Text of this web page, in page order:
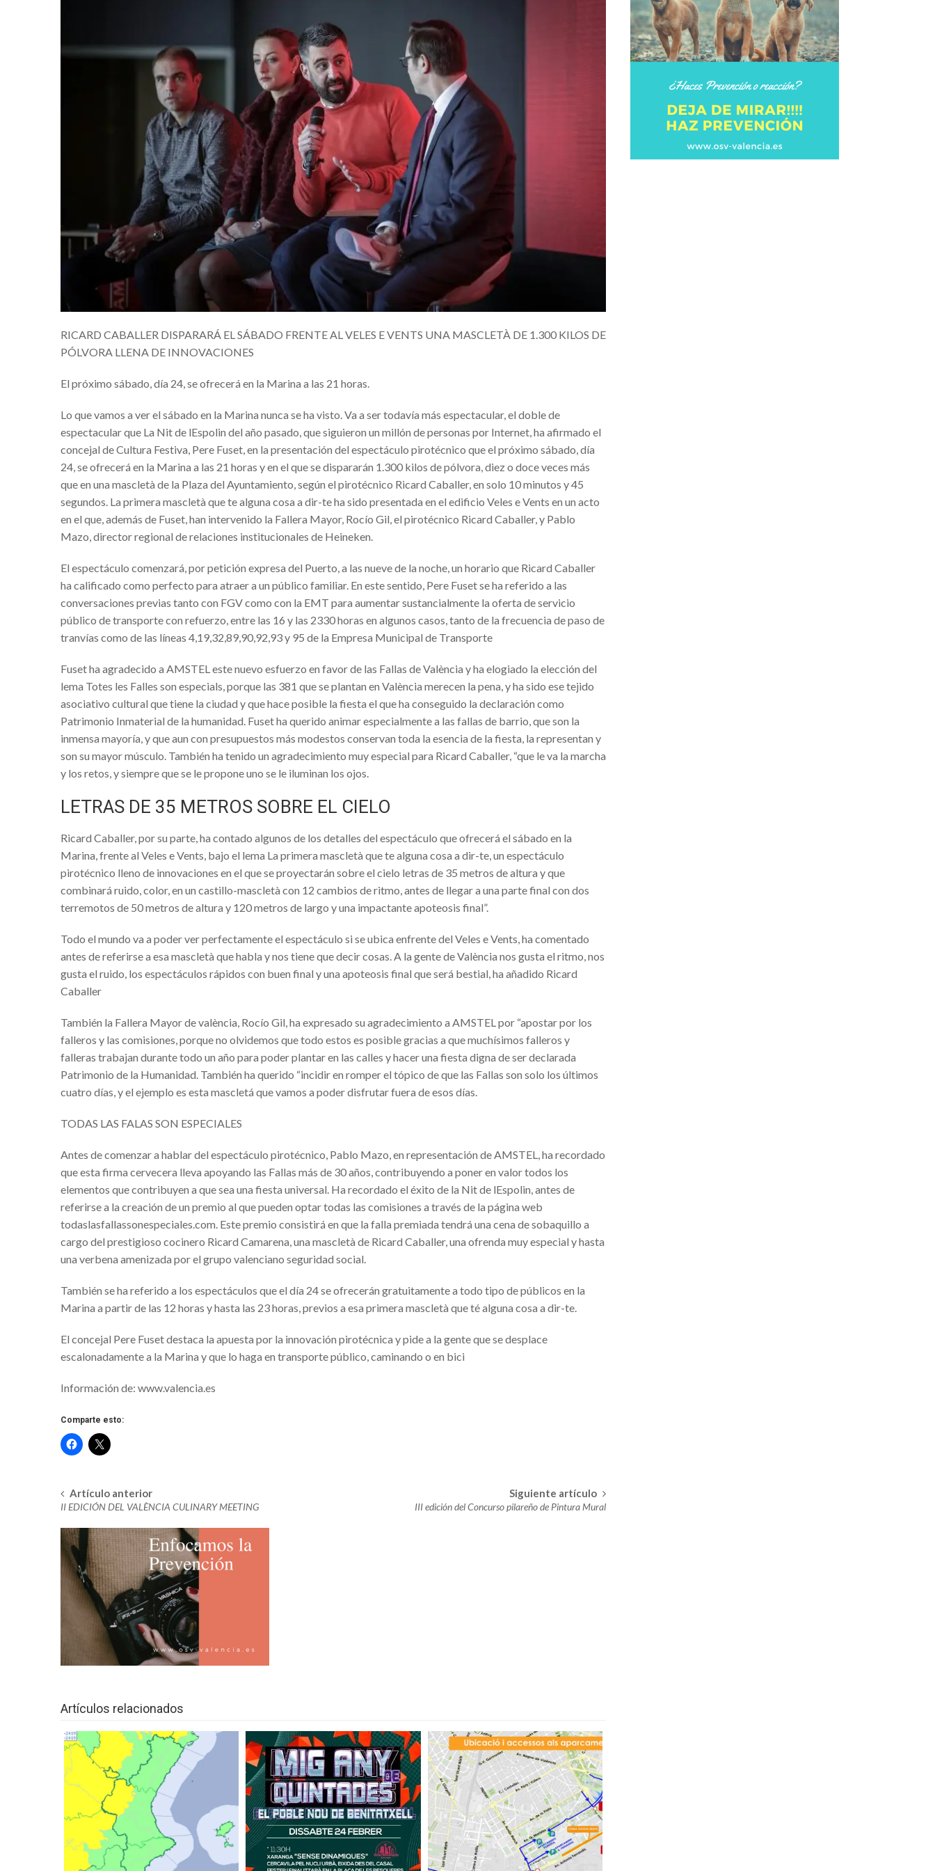
Ponte en forma con, #VALENCIAENTRENAENCASA
Acuérdate del #FestivalDelsBalcons
Cremá #Falla del Ayuntamiento. Las fotos del momento
Precipitaciones que el lunes pueden ser localmente fuertes.
Información de servicio público. Cierre de los centros de mayores en Valencia
Mascletá día de la mujer
VALÈNCIA LLENA LA CIUDAD DE LUZ Y COLOR DURANTE L’ALBA DE LES FALLES
IV TALLER DE FOTOGRAFIA CREATIVA PER A XIQUETS
IV TALLER DE FOTOGRAFIA CREATIVA PER A XIQUETS
Encuentro de bolilleras
El tráfico en Valencia este fin de semana se verá afectado por los actos que se celebrarán
Visita Ciudad Fallera
¿De donde vienen las Fallas? Un vídeo que resume el origen en dos minutos
NUEVO CENTRO UP BENICALAP
‘MOVIMENTS URBANS’ FESTIVAL DANSA VALÈNCIA 2020FESTIVAL DANSA VALÈNCIA 2020
PROYECTOS VERDES Y SOSTENIBLES QUE SE DESARROLLARÁN EN BENICALAP
Una animalada per Carnestoltes en #Alcossebre
8º EDICIÓN CONCURSO ‘K ME CUENTAS
IV Open Nacional de Danza Urbana Hip Hop
VUELTA COMUNITAT VALENCIANA FÉMINAS
‘Jarque: la fiesta del Corpus en transición’
10ª EDICIÓN DEL CARNAVAL DE RUZAFA
EL MUSEO DE LA SEMANA SANTA MARINERA ACOGERÁ LA EXPOSICIÓN ‘FALLAS Y SEMANA SANTA
Carnestoltes 2020 en el Grau de Castelló
Programa Fallas 2020
CARNAVAL TORREVIEJA 2020
Arranca la Semana Cultural de la Falla Venezuela y adyacentes
Festividad de La Reserva 2020 en Quesa
Cambio radical del tiempo. Aviso por viento en Castellón y desplome de las temperaturas
IX Jornadas gastronómicas de la galera
Aviso naranja por viento en Castellón. Adelantan los cambios en el tiempo a partir del miércoles
Primavera hasta el miércoles y después vuelta al invierno.
LA FUNDACIÓN DEPORTIVA MUNICIPAL LLEVA EL DEPORTE A TODOS LOS BARRIOS DE LA CIUDAD
Mercado Renacentista de los Borja
Ya se han presentado los carteles para Fallas 2020
Se mantiene la situación de temporal para el martes
Máxima alerta. Aviso de nivel rojo en la Comunidad Valenciana.
Atención al temporal en la Comunidad Valenciana
Se aproxima temporal de frío, viento, lluvia y nieve
Sant Antoni en Calles
MÁS DE 14.400 CORREDORES Y CORREDORAS PREPARADOS PARA ESTRENAR LA GOLD LABEL DE
Mercado Renacentista de los Borja
VALÈNCIA CELEBRA LA FESTIVIDAD DE LOS REYES MAGOS
CABALGATA DE REYES DE VALENCIA
CELEBRACIÓN POR PARTIDA DOBLE LAS CAMPANADAS EN VALENCIA
Día estable
EL AYUNTAMIENTO REPARTIRÁ ESTA NAVIDAD 49.000 POSTALES PERSONALIZADAS Y 21.000 CAJAS
REGALO PARA FOMENTAR LA COMPRA EN LOS PEQUEÑOS COMERCIOS
Actos en honor a Santa Cecilia
Loco Club celebra su X aniversario con una programación especial de conciertos
Noche de Albades
VII FIRA DE LA TOMATA DE PENJAR
NOU D’OCTUBRE DE 2019
I VOLTA A PEU PER LA INCLUSIÓ CIUTAT DE VALÈNCIA
Temperaturas significativamente altas en litoral de valencia para esta época del año.
RICARD CABALLER DISPARARÁ EL SÁBADO FRENTE AL VELES E VENTS UNA MASCLETÀ DE 1.300 KILOS DE
PÓLVORA LLENA DE INNOVACIONES
El próximo sábado, día 24, se ofrecerá en la Marina a las 21 horas.
Lo que vamos a ver el sábado en la Marina nunca se ha visto. Va a ser todavía más espectacular, el doble de
espectacular que La Nit de lEspolin del año pasado, que siguieron un millón de personas por Internet, ha afirmado el
concejal de Cultura Festiva, Pere Fuset, en la presentación del espectáculo pirotécnico que el próximo sábado, día
24, se ofrecerá en la Marina a las 21 horas y en el que se dispararán 1.300 kilos de pólvora, diez o doce veces más
que en una mascletà de la Plaza del Ayuntamiento, según el pirotécnico Ricard Caballer, en solo 10 minutos y 45
segundos. La primera mascletà que te alguna cosa a dir-te ha sido presentada en el edificio Veles e Vents en un acto
en el que, además de Fuset, han intervenido la Fallera Mayor, Rocío Gil, el pirotécnico Ricard Caballer, y Pablo
Mazo, director regional de relaciones institucionales de Heineken.
El espectáculo comenzará, por petición expresa del Puerto, a las nueve de la noche, un horario que Ricard Caballer
ha calificado como perfecto para atraer a un público familiar. En este sentido, Pere Fuset se ha referido a las
conversaciones previas tanto con FGV como con la EMT para aumentar sustancialmente la oferta de servicio
público de transporte con refuerzo, entre las 16 y las 2330 horas en algunos casos, tanto de la frecuencia de paso de
tranvías como de las líneas 4,19,32,89,90,92,93 y 95 de la Empresa Municipal de Transporte
Fuset ha agradecido a AMSTEL este nuevo esfuerzo en favor de las Fallas de València y ha elogiado la elección del
lema Totes les Falles son especials, porque las 381 que se plantan en València merecen la pena, y ha sido ese tejido
asociativo cultural que tiene la ciudad y que hace posible la fiesta el que ha conseguido la declaración como
Patrimonio Inmaterial de la humanidad. Fuset ha querido animar especialmente a las fallas de barrio, que son la
inmensa mayoría, y que aun con presupuestos más modestos conservan toda la esencia de la fiesta, la representan y
son su mayor músculo. También ha tenido un agradecimiento muy especial para Ricard Caballer, “que le va la marcha
y los retos, y siempre que se le propone uno se le iluminan los ojos.
LETRAS DE 35 METROS SOBRE EL CIELO
Ricard Caballer, por su parte, ha contado algunos de los detalles del espectáculo que ofrecerá el sábado en la
Marina, frente al Veles e Vents, bajo el lema La primera mascletà que te alguna cosa a dir-te, un espectáculo
pirotécnico lleno de innovaciones en el que se proyectarán sobre el cielo letras de 35 metros de altura y que
combinará ruido, color, en un castillo-mascletà con 12 cambios de ritmo, antes de llegar a una parte final con dos
terremotos de 50 metros de altura y 120 metros de largo y una impactante apoteosis final”.
Todo el mundo va a poder ver perfectamente el espectáculo si se ubica enfrente del Veles e Vents, ha comentado
antes de referirse a esa mascletà que habla y nos tiene que decir cosas. A la gente de València nos gusta el ritmo, nos
gusta el ruido, los espectáculos rápidos con buen final y una apoteosis final que será bestial, ha añadido Ricard
Caballer
También la Fallera Mayor de valència, Rocío Gil, ha expresado su agradecimiento a AMSTEL por “apostar por los
falleros y las comisiones, porque no olvidemos que todo estos es posible gracias a que muchísimos falleros y
falleras trabajan durante todo un año para poder plantar en las calles y hacer una fiesta digna de ser declarada
Patrimonio de la Humanidad. También ha querido “incidir en romper el tópico de que las Fallas son solo los últimos
cuatro días, y el ejemplo es esta mascletá que vamos a poder disfrutar fuera de esos días.
TODAS LAS FALAS SON ESPECIALES
Antes de comenzar a hablar del espectáculo pirotécnico, Pablo Mazo, en representación de AMSTEL, ha recordado
que esta firma cervecera lleva apoyando las Fallas más de 30 años, contribuyendo a poner en valor todos los
elementos que contribuyen a que sea una fiesta universal. Ha recordado el éxito de la Nit de lEspolin, antes de
referirse a la creación de un premio al que pueden optar todas las comisiones a través de la página web
todaslasfallassonespeciales.com. Este premio consistirá en que la falla premiada tendrá una cena de sobaquillo a
cargo del prestigioso cocinero Ricard Camarena, una mascletà de Ricard Caballer, una ofrenda muy especial y hasta
una verbena amenizada por el grupo valenciano seguridad social.
También se ha referido a los espectáculos que el día 24 se ofrecerán gratuitamente a todo tipo de públicos en la
Marina a partir de las 12 horas y hasta las 23 horas, previos a esa primera mascletà que té alguna cosa a dir-te.
El concejal Pere Fuset destaca la apuesta por la innovación pirotécnica y pide a la gente que se desplace
escalonadamente a la Marina y que lo haga en transporte público, caminando o en bici
Información de: www.valencia.es
Comparte esto:
Navegación
en
la
entrada
Artículo anterior
II EDICIÓN DEL VALÈNCIA CULINARY MEETING
Siguiente artículo
III edición del Concurso pilareño de Pintura Mural
Artículos relacionados